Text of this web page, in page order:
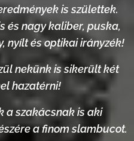
is születtek.
és nagy kaliber, puska,
nyílt és optikai irányzék!
nekünk is sikerült két
hazatérni!
a szakácsnak is aki
a finom slambucot.